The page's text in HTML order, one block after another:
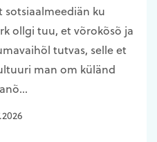
ku
ollgi tuu, et võrokõsõ ja
tutvas, selle et
man om küländ